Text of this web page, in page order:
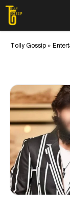
Skip
content
Tolly Gossip »